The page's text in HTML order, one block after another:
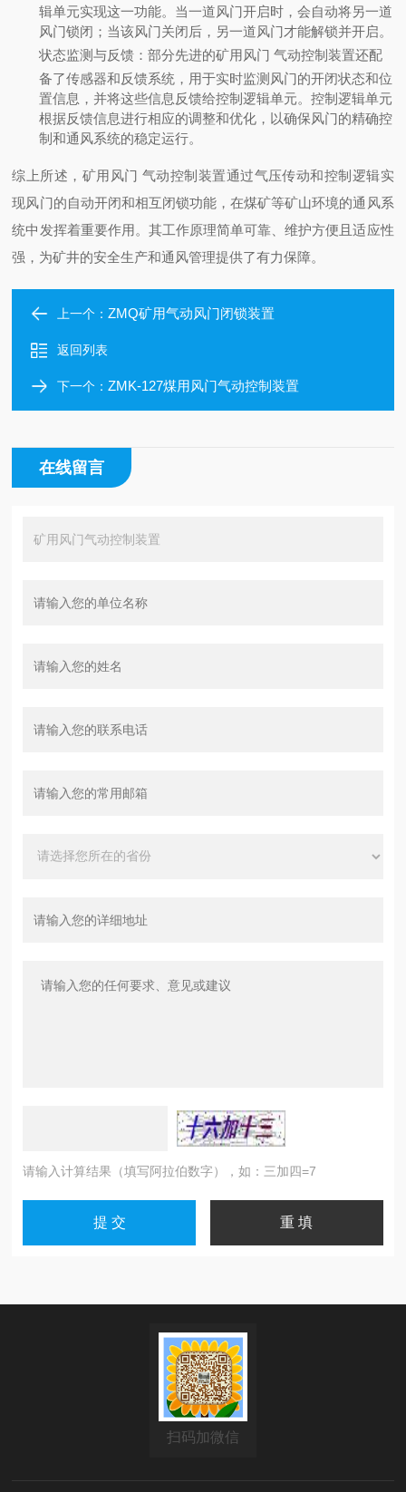
辑单元实现这一功能。当一道风门开启时，会自动将另一道
风门锁闭；当该风门关闭后，另一道风门才能解锁并开启。
状态监测与反馈 ：部分先进的矿用风门 气动控制装置还配
备了传感器和反馈系统，用于实时监测风门的开闭状态和位
置信息，并将这些信息反馈给控制逻辑单元。控制逻辑单元
根据反馈信息进行相应的调整和优化，以确保风门的精确控
制和通风系统的稳定运行。
综上所述，矿用风门 气动控制装置通过气压传动和控制逻辑实
现风门的自动开闭和相互闭锁功能，在煤矿等矿山环境的通风系
统中发挥着重要作用。其工作原理简单可靠、维护方便且适应性
强，为矿井的安全生产和通风管理提供了有力保障。
上一个：ZMQ矿用气动风门闭锁装置
返回列表
下一个：ZMK-127煤用风门气动控制装置
在线留言
请输入计算结果（填写阿拉伯数字），如：三加四=7
扫码加微信